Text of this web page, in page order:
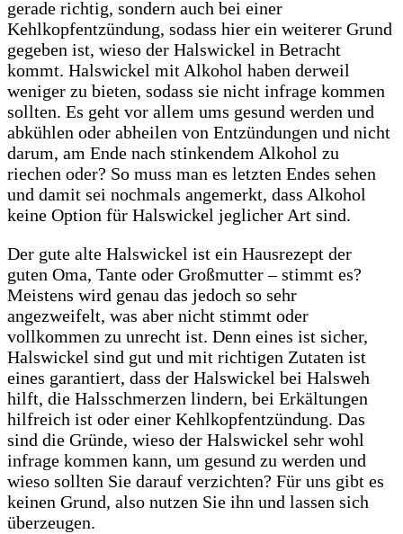
gerade richtig, sondern auch bei einer
Kehlkopfentzündung, sodass hier ein weiterer Grund
gegeben ist, wieso der Halswickel in Betracht
kommt. Halswickel mit Alkohol haben derweil
weniger zu bieten, sodass sie nicht infrage kommen
sollten. Es geht vor allem ums gesund werden und
abkühlen oder abheilen von Entzündungen und nicht
darum, am Ende nach stinkendem Alkohol zu
riechen oder? So muss man es letzten Endes sehen
und damit sei nochmals angemerkt, dass Alkohol
keine Option für Halswickel jeglicher Art sind.
Der gute alte Halswickel ist ein Hausrezept der
guten Oma, Tante oder Großmutter – stimmt es?
Meistens wird genau das jedoch so sehr
angezweifelt, was aber nicht stimmt oder
vollkommen zu unrecht ist. Denn eines ist sicher,
Halswickel sind gut und mit richtigen Zutaten ist
eines garantiert, dass der Halswickel bei Halsweh
hilft, die Halsschmerzen lindern, bei Erkältungen
hilfreich ist oder einer Kehlkopfentzündung. Das
sind die Gründe, wieso der Halswickel sehr wohl
infrage kommen kann, um gesund zu werden und
wieso sollten Sie darauf verzichten? Für uns gibt es
keinen Grund, also nutzen Sie ihn und lassen sich
überzeugen.